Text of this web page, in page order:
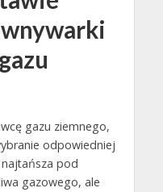
gazu ziemnego,
odpowiedniej
pod
gazowego, ale